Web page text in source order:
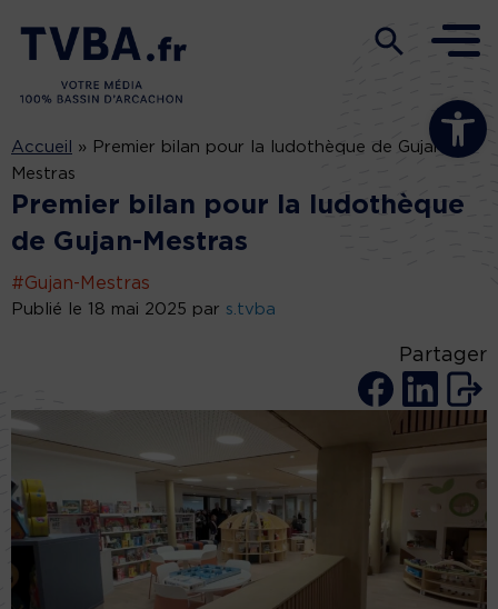
Ouvrir la
Accueil » Premier bilan pour la ludothèque de Gujan-
Mestras
Premier bilan pour la ludothèque
de Gujan-Mestras
#Gujan-Mestras
Publié le 18 mai 2025 par s.tvba
Partager